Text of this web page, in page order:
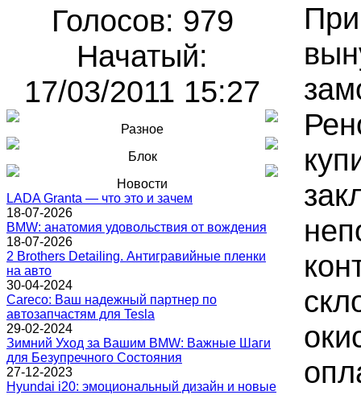
Голосов: 979
Начатый:
17/03/2011 15:27
Разное
Блок
Новости
LADA Granta — что это и зачем
18-07-2026
BMW: анатомия удовольствия от вождения
18-07-2026
2 Brothers Detailing. Антигравийные пленки
на авто
30-04-2024
Careco: Ваш надежный партнер по
автозапчастям для Tesla
29-02-2024
Зимний Уход за Вашим BMW: Важные Шаги
для Безупречного Состояния
27-12-2023
Hyundai i20: эмоциональный дизайн и новые